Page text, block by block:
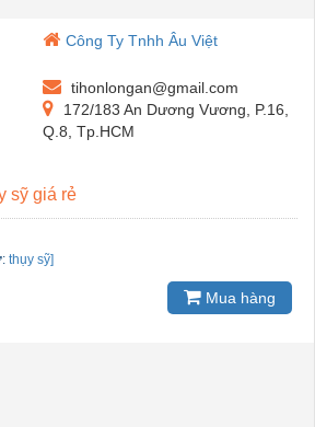
Công Ty Tnhh Âu Việt
tihonlongan@gmail.com
172/183 An Dương Vương, P.16,
Q.8, Tp.HCM
sỹ giá rẻ
: thụy sỹ]
Mua hàng